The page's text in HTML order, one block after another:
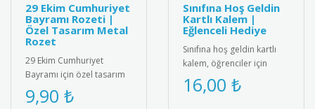
29 Ekim Cumhuriyet
Bayramı Rozeti |
Özel Tasarım Metal
Rozet
29 Ekim Cumhuriyet
Bayramı için özel tasarım
metal rozet. Kaliteli metal
malzemeden üretilmiş,
9,90 ₺
Sınıfına Hoş Geldin
Kartlı Kalem |
Eğlenceli Hediye
Sınıfına hoş geldin kartlı
kalem, öğrenciler için
eğlenceli ve kullanışlı bir
hediye. Her ürün bir k..
16,00 ₺